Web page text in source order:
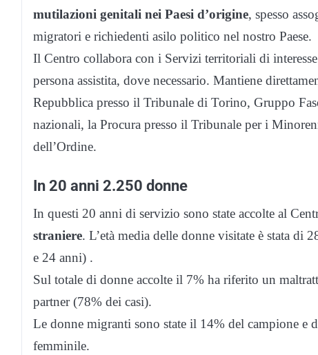
mutilazioni genitali nei Paesi d’origine, spesso
migratori e richiedenti asilo politico nel nostro Paese.
Il Centro collabora con i Servizi territoriali di
persona assistita, dove necessario. Mantiene
Repubblica presso il Tribunale di Torino, Gruppo
nazionali, la Procura presso il Tribunale per i
dell’Ordine.
In 20 anni 2.250 donne
In questi 20 anni di servizio sono state accolte al
straniere. L’età media delle donne visitate è stata di
e 24 anni) .
Sul totale di donne accolte il 7% ha riferito un
partner (78% dei casi).
Le donne migranti sono state il 14% del campione e
femminile.